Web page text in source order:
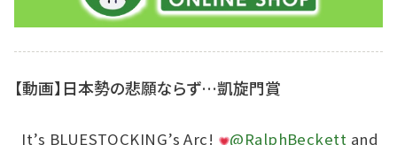
【動画】日本勢の悲願ならず…凱旋門賞
It’s BLUESTOCKING’s Arc! @RalphBeckett and